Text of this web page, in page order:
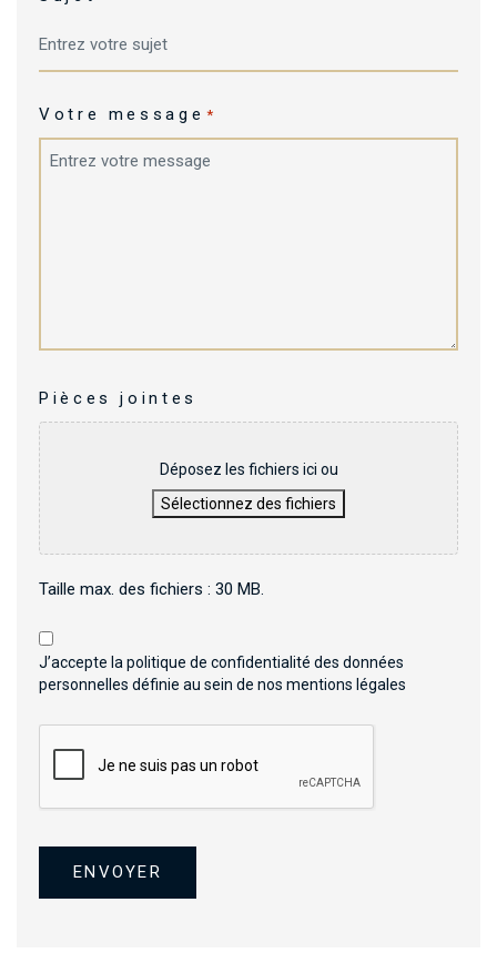
Votre message *
Pièces jointes
Déposez les fichiers ici ou
Sélectionnez des fichiers
Taille max. des fichiers : 30 MB.
*
J’accepte la politique de confidentialité des données
personnelles définie au sein de nos mentions légales
ENVOYER